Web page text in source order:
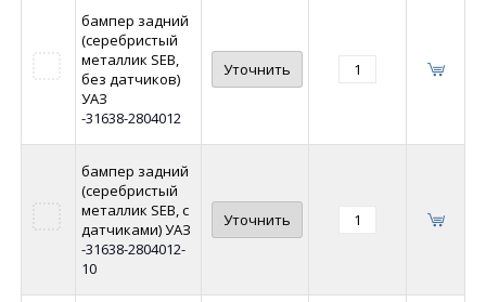
бампер задний
(серебристый
металлик SEB,
без датчиков)
УАЗ
-31638-2804012
Уточнить
бампер задний
(серебристый
металлик SEB, с
датчиками) УАЗ
-31638-2804012-
10
Уточнить